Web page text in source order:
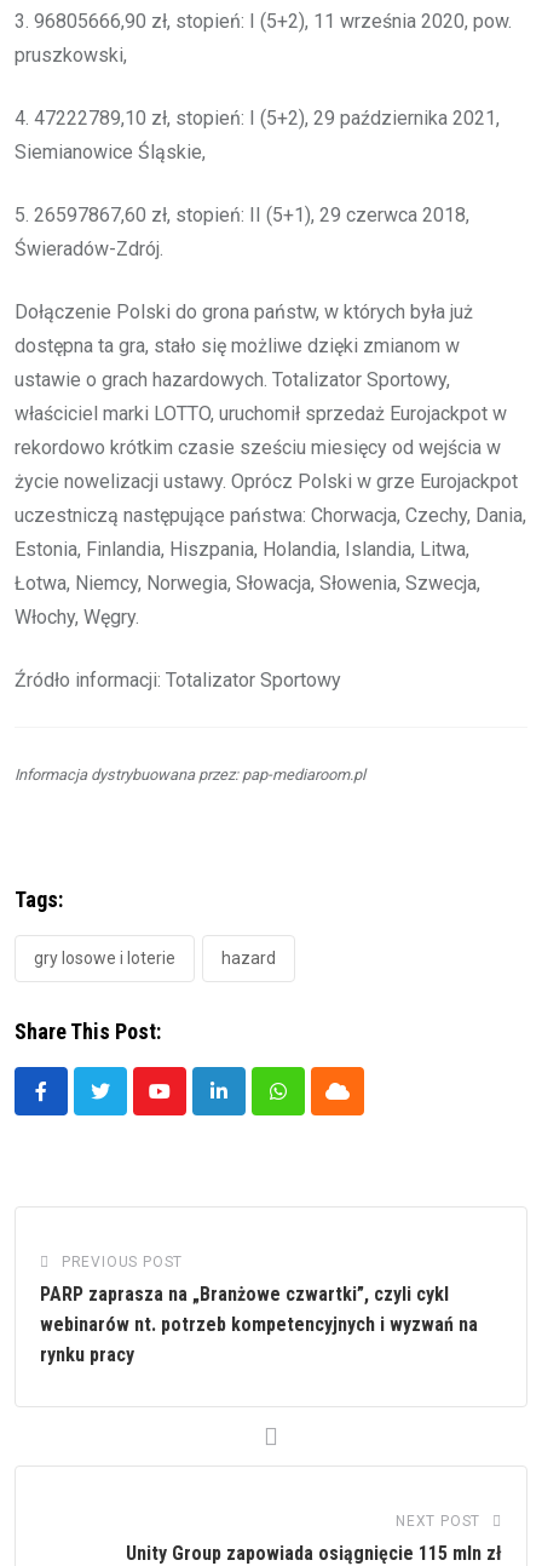
3. 96805666,90 zł, stopień: I (5+2), 11 września 2020, pow.
pruszkowski,
4. 47222789,10 zł, stopień: I (5+2), 29 października 2021,
Siemianowice Śląskie,
5. 26597867,60 zł, stopień: II (5+1), 29 czerwca 2018,
Świeradów-Zdrój.
Dołączenie Polski do grona państw, w których była już
dostępna ta gra, stało się możliwe dzięki zmianom w
ustawie o grach hazardowych. Totalizator Sportowy,
właściciel marki LOTTO, uruchomił sprzedaż Eurojackpot w
rekordowo krótkim czasie sześciu miesięcy od wejścia w
życie nowelizacji ustawy. Oprócz Polski w grze Eurojackpot
uczestniczą następujące państwa: Chorwacja, Czechy, Dania,
Estonia, Finlandia, Hiszpania, Holandia, Islandia, Litwa,
Łotwa, Niemcy, Norwegia, Słowacja, Słowenia, Szwecja,
Włochy, Węgry.
Źródło informacji: Totalizator Sportowy
Informacja dystrybuowana przez: pap-mediaroom.pl
Tags:
gry losowe i loterie hazard
Share This Post:
YoutubeLinkedInWhatsappCloud
PREVIOUS POST
PARP zaprasza na „Branżowe czwartki”, czyli cykl
webinarów nt. potrzeb kompetencyjnych i wyzwań na
rynku pracy
NEXT POST
Unity Group zapowiada osiągnięcie 115 mln zł